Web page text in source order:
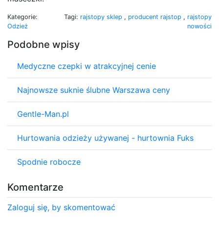
Kategorie:
Odzież
Tagi: rajstopy sklep , producent rajstop , rajstopy
nowości
Podobne wpisy
Medyczne czepki w atrakcyjnej cenie
Najnowsze suknie ślubne Warszawa ceny
Gentle-Man.pl
Hurtowania odzieży używanej - hurtownia Fuks
Spodnie robocze
Komentarze
Zaloguj się, by skomentować